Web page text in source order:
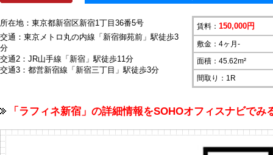
所在地：東京都新宿区新宿1丁目36番5号
交通：東京メトロ丸の内線「新宿御苑前」駅徒歩3
分
交通2：JR山手線「新宿」駅徒歩11分
交通3：都営新宿線「新宿三丁目」駅徒歩3分
賃料： 150,000円
敷金：4ヶ月-
面積：45.62m²
間取り：1R
「ラフィネ新宿」の詳細情報をSOHOオフィスナビで